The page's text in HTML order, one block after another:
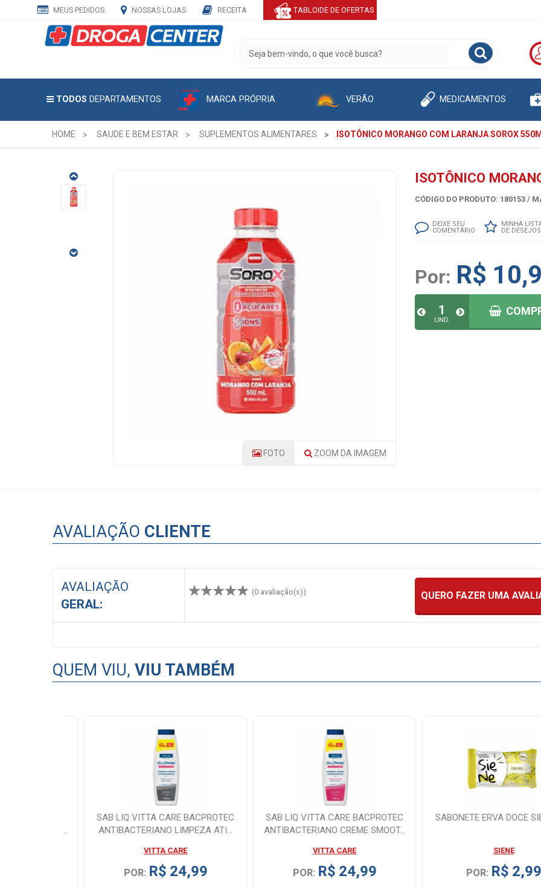
MEUS PEDIDOS NOSSAS LOJAS RECEITA TABLOIDE DE OFERTAS
TODOS DEPARTAMENTOS MARCA PRÓPRIA VERÃO MEDICAMENTOS
HOME SAUDE E BEM ESTAR SUPLEMENTOS ALIMENTARES ISOTÔNICO MORANGO COM LARANJA SOROX
ISOTÔNICO
MORANGO
SOROX
FOTO ZOOM DA IMAGEM
ISOTÔNICO
CÓDIGO DO PRODUTO: 180153 /
DEIXE SEU
COMENTÁRIO
MINHA
DE DESEJOS
Por: R$
UND.
AVALIAÇÃO CLIENTE
AVALIAÇÃO
GERAL:
(0 avaliação(s)) QUERO FAZER UMA
QUEM VIU, VIU TAMBÉM
SAB LIQ VITTA CARE BACPROTEC
ANTIBACTERIANO LIMPEZA ATI...
VITTA CARE
POR:R$ 24,99
SAB LIQ VITTA CARE BACPROTEC
ANTIBACTERIANO CREME SMOOT...
VITTA CARE
POR:R$ 24,99
SABONETE ERVA DOCE SIENE
SIENE
POR:R$ 2,99
CADASTRE
MAIL
E